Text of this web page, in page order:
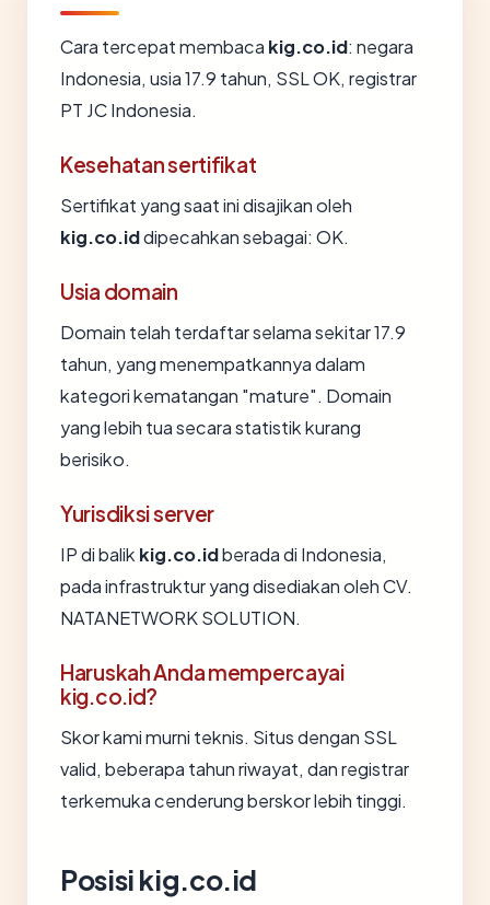
Cara tercepat membaca kig.co.id: negara
Indonesia, usia 17.9 tahun, SSL OK, registrar
PT JC Indonesia.
Kesehatan sertifikat
Sertifikat yang saat ini disajikan oleh
kig.co.iddipecahkan sebagai: OK.
Usia domain
Domain telah terdaftar selama sekitar 17.9
tahun, yang menempatkannya dalam
kategori kematangan "mature". Domain
yang lebih tua secara statistik kurang
berisiko.
Yurisdiksi server
IP di balik kig.co.idberada di Indonesia,
pada infrastruktur yang disediakan oleh CV.
NATANETWORK SOLUTION.
Haruskah Anda mempercayai
kig.co.id?
Skor kami murni teknis. Situs dengan SSL
valid, beberapa tahun riwayat, dan registrar
terkemuka cenderung berskor lebih tinggi.
Posisi kig.co.id